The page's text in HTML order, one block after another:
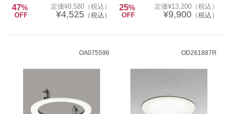
47%
OFF
定価¥8,580（税込）
¥4,525（税込）
25%
OFF
定価¥13,200（税込）
¥9,900（税込）
OA075596 OD261887R